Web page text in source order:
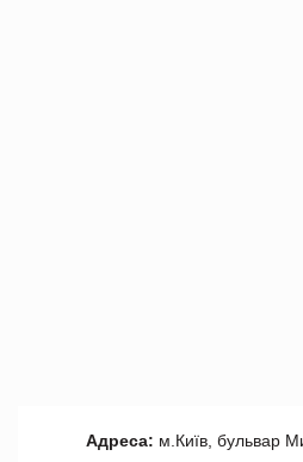
Адреса: м.Київ, бульвар